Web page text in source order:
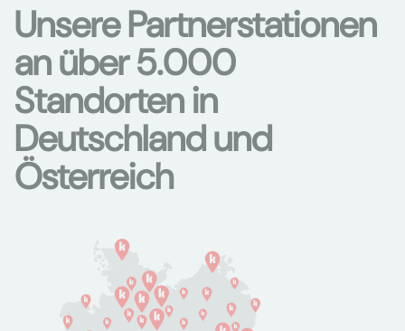
Unsere Partnerstationen
an über 5.000
Standorten in
Deutschland und
Österreich